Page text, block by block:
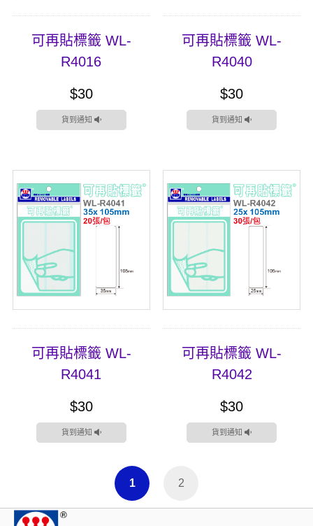
可再貼標籤 WL-
R4016
$30
貨到通知
可再貼標籤 WL-
R4040
$30
貨到通知
可再貼標籤 WL-
R4041
$30
貨到通知
可再貼標籤 WL-
R4042
$30
貨到通知
1 2